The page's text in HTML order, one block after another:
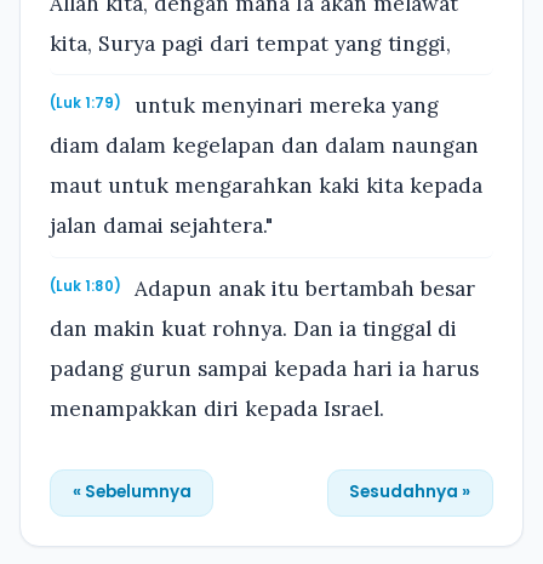
kita, Surya pagi dari tempat yang tinggi,
(Luk 1:79)
untuk menyinari mereka yang
diam dalam kegelapan dan dalam naungan
maut untuk mengarahkan kaki kita kepada
jalan damai sejahtera."
(Luk 1:80)
Adapun anak itu bertambah besar
dan makin kuat rohnya. Dan ia tinggal di
padang gurun sampai kepada hari ia harus
menampakkan diri kepada Israel.
« Sebelumnya Sesudahnya »